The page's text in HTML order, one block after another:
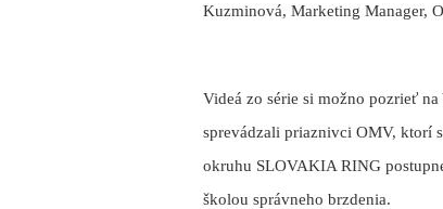
Kuzminová, Marketing Manager,
Videá zo série si možno pozrieť
sprevádzali priaznivci OMV, ktorí
okruhu SLOVAKIA RING
školou správneho brzdenia.